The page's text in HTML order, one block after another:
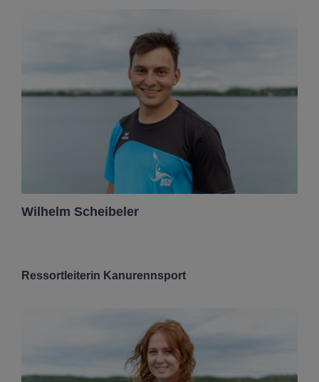
Wilhelm Scheibeler
Ressortleiterin Kanurennsport